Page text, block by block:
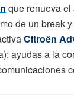
que renueva
de un break
Citroën
ayudas a la